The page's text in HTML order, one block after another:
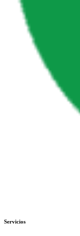
Servicios